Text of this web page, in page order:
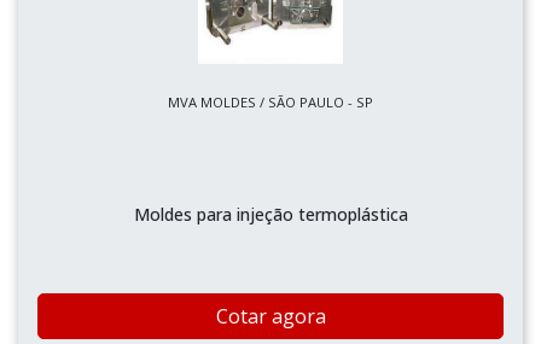
MVA MOLDES / SÃO PAULO - SP
Moldes para injeção termoplástica
Cotar agora